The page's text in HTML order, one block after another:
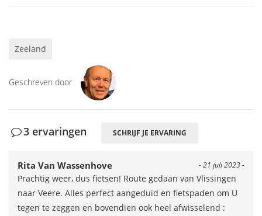
Zeeland
Geschreven door
3 ervaringen SCHRIJF JE ERVARING
- 21 juli 2023 -
Rita Van Wassenhove
Prachtig weer, dus fietsen! Route gedaan van Vlissingen
naar Veere. Alles perfect aangeduid en fietspaden om U
tegen te zeggen en bovendien ook heel afwisselend :